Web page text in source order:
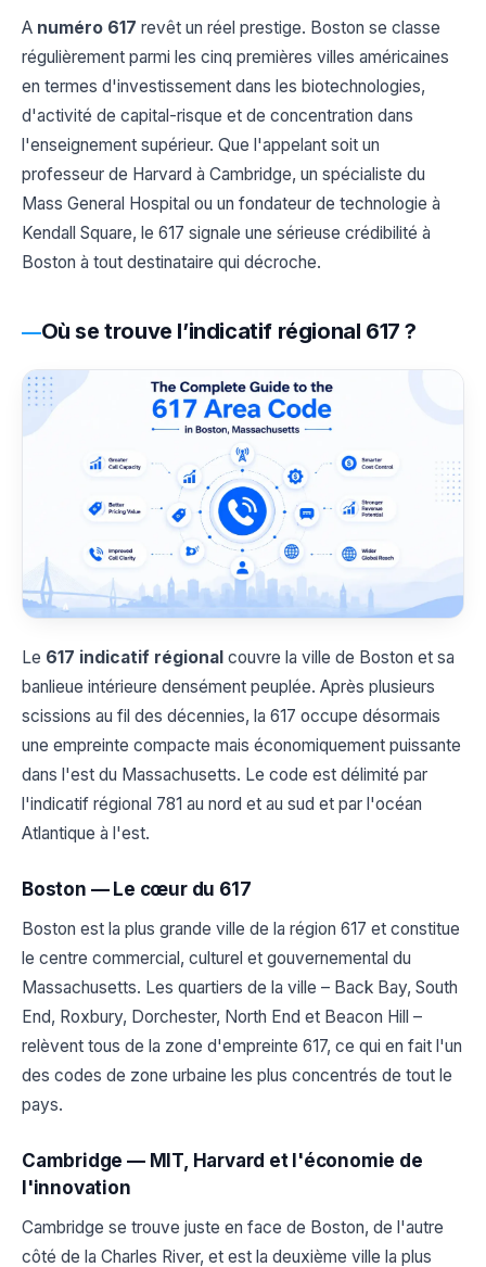
A numéro 617 revêt un réel prestige. Boston se classe
régulièrement parmi les cinq premières villes américaines
en termes d'investissement dans les biotechnologies,
d'activité de capital-risque et de concentration dans
l'enseignement supérieur. Que l'appelant soit un
professeur de Harvard à Cambridge, un spécialiste du
Mass General Hospital ou un fondateur de technologie à
Kendall Square, le 617 signale une sérieuse crédibilité à
Boston à tout destinataire qui décroche.
Où se trouve l’indicatif régional 617 ?
Le 617 indicatif régional couvre la ville de Boston et sa
banlieue intérieure densément peuplée. Après plusieurs
scissions au fil des décennies, la 617 occupe désormais
une empreinte compacte mais économiquement puissante
dans l'est du Massachusetts. Le code est délimité par
l'indicatif régional 781 au nord et au sud et par l'océan
Atlantique à l'est.
Boston — Le cœur du 617
Boston est la plus grande ville de la région 617 et constitue
le centre commercial, culturel et gouvernemental du
Massachusetts. Les quartiers de la ville – Back Bay, South
End, Roxbury, Dorchester, North End et Beacon Hill –
relèvent tous de la zone d'empreinte 617, ce qui en fait l'un
des codes de zone urbaine les plus concentrés de tout le
pays.
Cambridge — MIT, Harvard et l'économie de
l'innovation
Cambridge se trouve juste en face de Boston, de l'autre
côté de la Charles River, et est la deuxième ville la plus